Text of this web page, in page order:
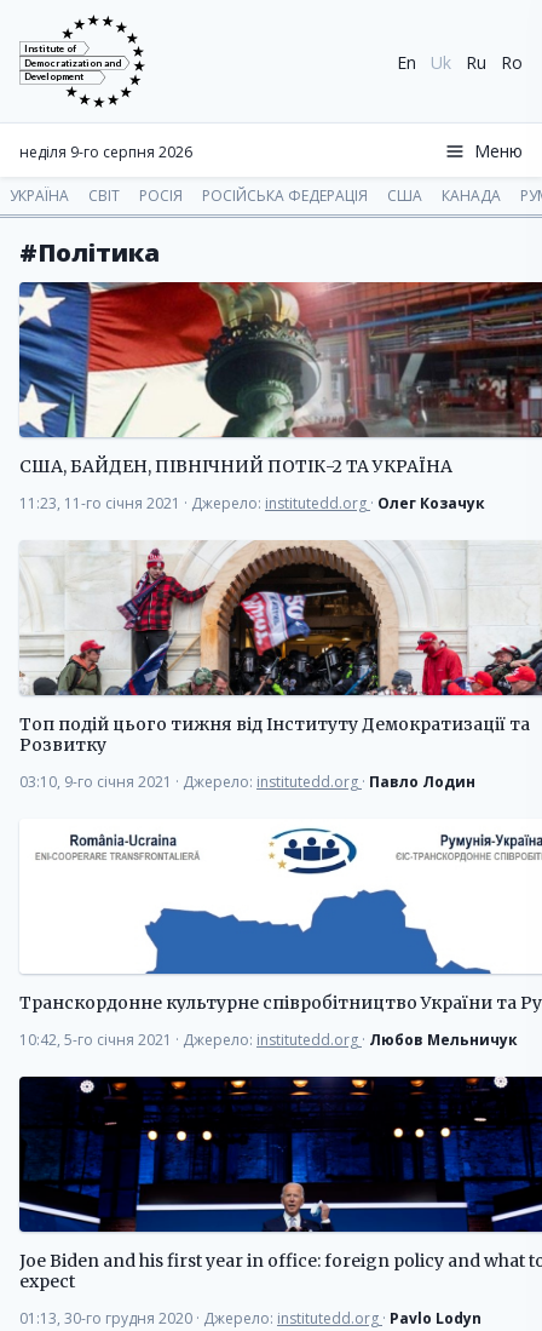
Institute of
Democratization and
Development
En Uk Ru Ro
неділя 9-го серпня 2026 Меню
УКРАЇНА СВІТ РОСІЯ РОСІЙСЬКА ФЕДЕРАЦІЯ США КАНАДА
#Політика
США, БАЙДЕН, ПІВНІЧНИЙ ПОТІК-2 ТА УКРАЇНА
11:23, 11-го січня 2021 · Джерело: institutedd.org · Олег Козачук
Топ подій цього тижня від Інституту Демократизації та
Розвитку
03:10, 9-го січня 2021 · Джерело: institutedd.org · Павло Лодин
Транскордонне культурне співробітництво України та
10:42, 5-го січня 2021 · Джерело: institutedd.org · Любов Мельничук
Joe Biden and his first year in office: foreign policy and what
expect
01:13, 30-го грудня 2020 · Джерело: institutedd.org · Pavlo Lodyn